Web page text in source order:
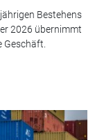
Bestehens
2026 übernimmt
Geschäft.